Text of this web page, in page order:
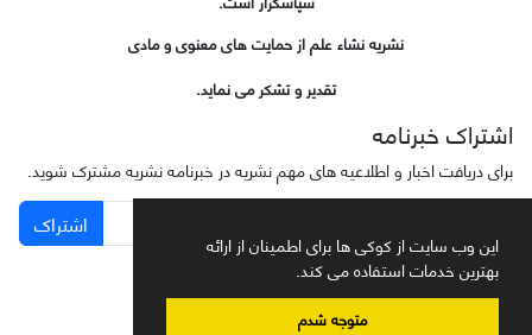
این وب سایت از کوکی ها برای اطمینان از ارائه
بهترین خدمات استفاده می کند.
متوجه شدم
نشریه نشاء علم از حمایت های معنوی و مادی
تقدیر و تشکر می نماید.
اشتراک خبرنامه
برای دریافت اخبار و اطلاعیه های مهم نشریه در خبرنامه نشریه مشترک شوید.
اشتراک